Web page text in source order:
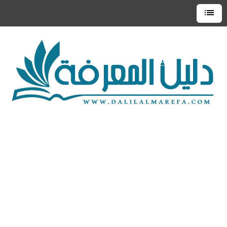
التجاوز
إلى
القائمة